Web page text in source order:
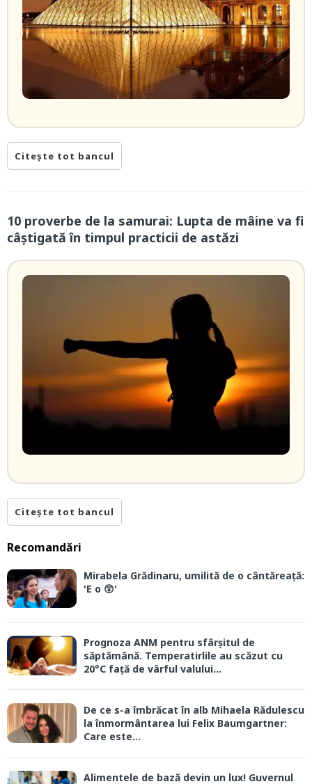
Citește tot bancul
10 proverbe de la samurai: Lupta de mâine va fi
câștigată în timpul practicii de astăzi
Citește tot bancul
Recomandări
Mirabela Grădinaru, umilită de o cântăreață:
'E o 😲'
Prognoza ANM pentru sfârșitul de
săptămână. Temperatirlile au scăzut cu
20°C față de vârful valului...
De ce s-a îmbrăcat în alb Mihaela Rădulescu
la înmormântarea lui Felix Baumgartner:
Care este...
Alimentele de bază devin un lux! Guvernul